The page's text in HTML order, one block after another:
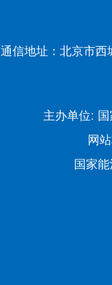
通信地址：北京市西
主办单位:
网
国家